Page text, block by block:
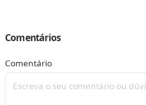
Comentários
Comentário